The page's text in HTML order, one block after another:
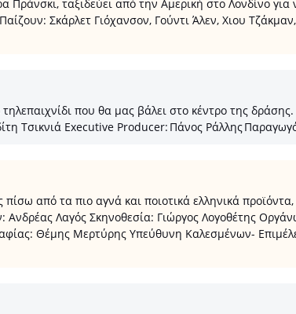
ταξιδεύει από την Αμερική στο Λονδίνο
Σκάρλετ Γιόχανσον, Γούντι Άλεν, Χιου
που θα μας βάλει στο κέντρο της
Τσικνιά Executive Producer: Πάνος Ράλλης
από τα πιο αγνά και ποιοτικά ελληνικά
Ανδρέας Λαγός Σκηνοθεσία: Γιώργος Λογοθέτης
Θέμης Μερτύρης Υπεύθυνη Καλεσμένων-